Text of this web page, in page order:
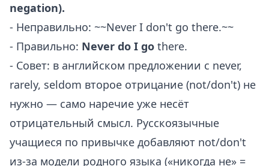
negation).
- Неправильно: ~~Never I don't go there.~~
- Правильно: Never do I go there.
- Совет: в английском предложении с never,
rarely, seldom второе отрицание (not/don't) не
нужно — само наречие уже несёт
отрицательный смысл. Русскоязычные
учащиеся по привычке добавляют not/don't
из-за модели родного языка («никогда не» =